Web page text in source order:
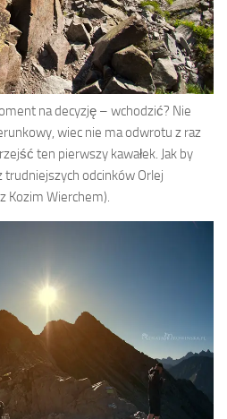
na decyzję – wchodzić? Nie
wiec nie ma odwrotu z raz
ten pierwszy kawałek. Jak by
trudniejszych odcinków Orlej
Kozim Wierchem).